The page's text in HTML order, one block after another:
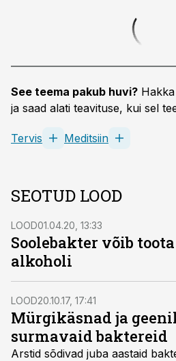
See teema pakub huvi?
ja saad alati teavituse, kui sel
Tervis Meditsiin
SEOTUD LOOD
LOOD01.04.20, 13:33
Soolebakter võib
alkoholi
LOOD20.10.17, 17:41
Mürgikäsnad ja
surmavaid baktereid
Arstid sõdivad juba aastaid